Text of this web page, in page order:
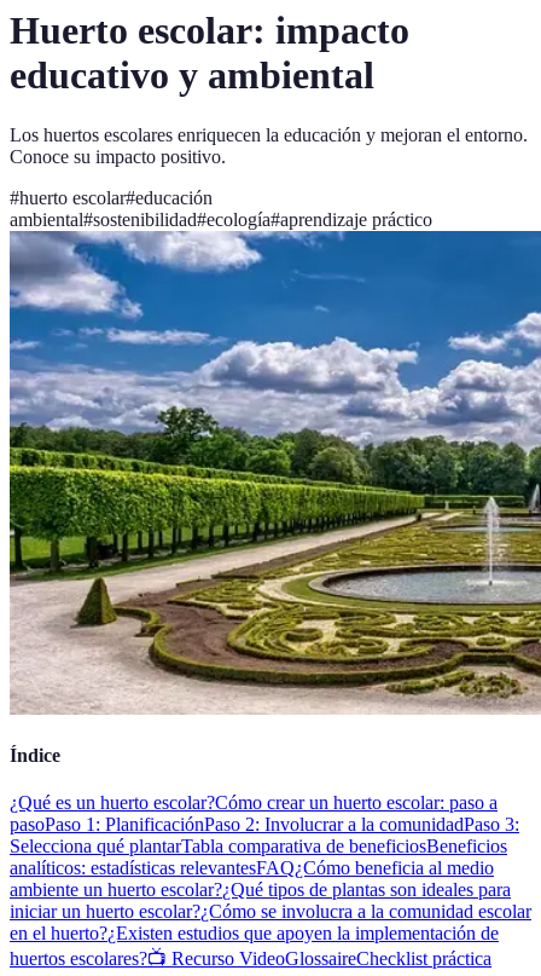
Huerto escolar: impacto
educativo y ambiental
Los huertos escolares enriquecen la educación y mejoran el entorno.
Conoce su impacto positivo.
#huerto escolar#educación
ambiental#sostenibilidad#ecología#aprendizaje práctico
Índice
¿Qué es un huerto escolar?Cómo crear un huerto escolar: paso a
pasoPaso 1: PlanificaciónPaso 2: Involucrar a la comunidadPaso 3:
Selecciona qué plantarTabla comparativa de beneficiosBeneficios
analíticos: estadísticas relevantesFAQ¿Cómo beneficia al medio
ambiente un huerto escolar?¿Qué tipos de plantas son ideales para
iniciar un huerto escolar?¿Cómo se involucra a la comunidad escolar
en el huerto?¿Existen estudios que apoyen la implementación de
huertos escolares?📺 Recurso VideoGlossaireChecklist práctica